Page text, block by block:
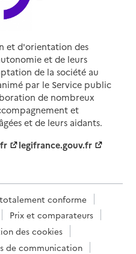
et d'orientation des
et de leurs
de la société au
par le Service public
de nombreux
et
et de leurs aidants.
legifrance.gouv.fr
conforme
Prix et comparateurs
des cookies
de communication